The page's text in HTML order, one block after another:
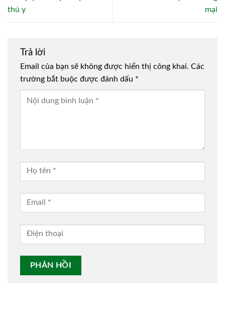
thú y
mại
Trả lời
Email của bạn sẽ không được hiển thị công khai. Các
trường bắt buộc được đánh dấu *